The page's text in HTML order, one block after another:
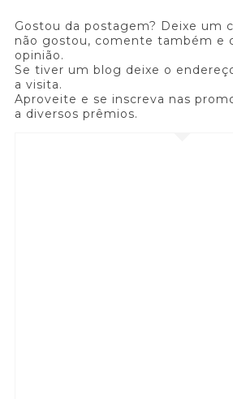
Gostou da postagem? Deixe um
não gostou, comente também e
opinião.
Se tiver um blog deixe o
a visita.
Aproveite e se inscreva nas
a diversos prêmios.